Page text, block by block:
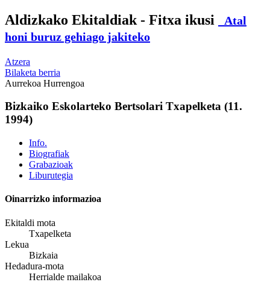
Aldizkako Ekitaldiak - Fitxa ikusi
Atal
honi buruz gehiago jakiteko
Atzera
Bilaketa berria
Aurrekoa Hurrengoa
Bizkaiko Eskolarteko Bertsolari Txapelketa (11.
1994)
Info.
Biografiak
Grabazioak
Liburutegia
Oinarrizko informazioa
Ekitaldi mota
Txapelketa
Lekua
Bizkaia
Hedadura-mota
Herrialde mailakoa